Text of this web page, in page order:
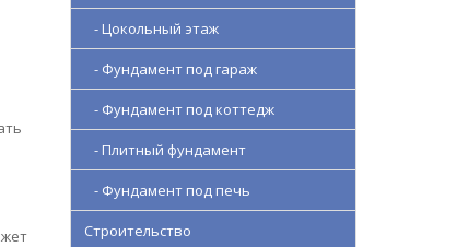
- Цокольный этаж
- Фундамент под гараж
- Фундамент под коттедж
- Плитный фундамент
- Фундамент под печь
Строительство